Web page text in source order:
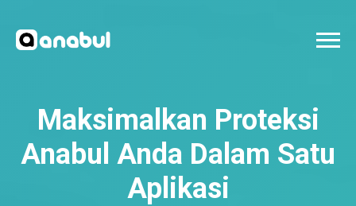
Maksimalkan Proteksi
Anabul Anda Dalam Satu
Aplikasi